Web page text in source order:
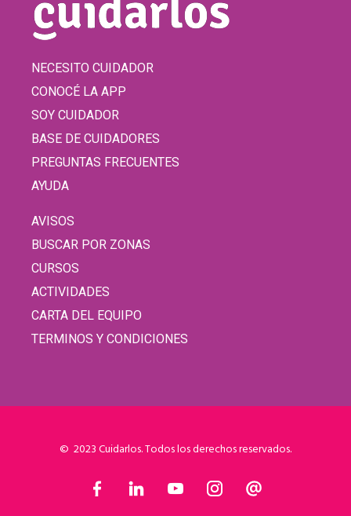
NECESITO CUIDADOR
CONOCÉ LA APP
SOY CUIDADOR
BASE DE CUIDADORES
PREGUNTAS FRECUENTES
AYUDA
AVISOS
BUSCAR POR ZONAS
CURSOS
ACTIVIDADES
CARTA DEL EQUIPO
TERMINOS Y CONDICIONES
© 2023 Cuidarlos. Todos los derechos reservados.